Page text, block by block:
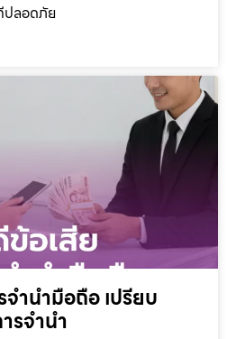
ปลอดภัย
ำนำมือถือ เปรียบ
รจำนำ